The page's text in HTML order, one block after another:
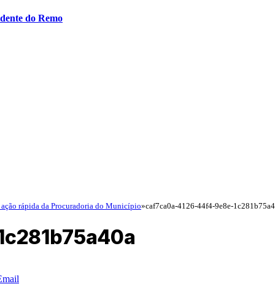
do Remo
rápida da Procuradoria do Município»caf7ca0a-4126-44f4-9e8e-